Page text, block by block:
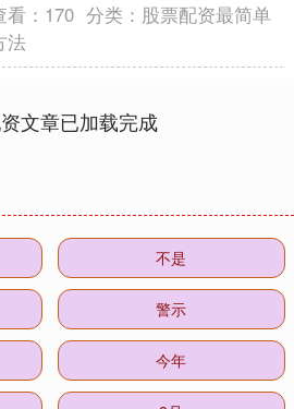
看： 170 分类： 股票配资最简单
法
文章已加载完成
不是
警示
今年